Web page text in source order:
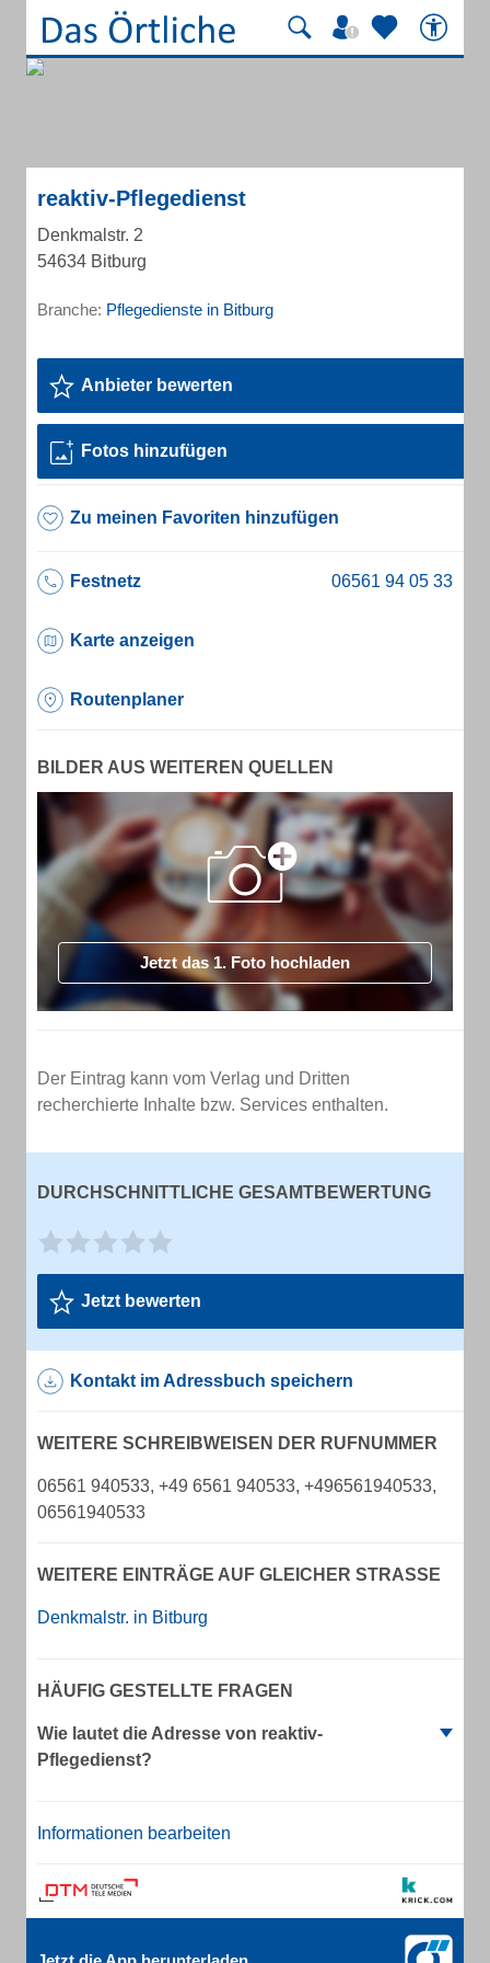
reaktiv-Pflegedienst
Denkmalstr. 2
54634 Bitburg
Branche: Pflegedienste in Bitburg
Anbieter bewerten
Fotos hinzufügen
Zu meinen Favoriten hinzufügen
Festnetz
Karte anzeigen
Routenplaner
BILDER AUS WEITEREN QUELLEN
Jetzt das 1. Foto hochladen
Der Eintrag kann vom Verlag und Dritten
recherchierte Inhalte bzw. Services enthalten.
DURCHSCHNITTLICHE GESAMTBEWERTUNG
Jetzt bewerten
Kontakt im Adressbuch speichern
WEITERE SCHREIBWEISEN DER RUFNUMMER
06561 940533, +49 6561 940533, +496561940533,
06561940533
WEITERE EINTRÄGE AUF GLEICHER STRASSE
Denkmalstr. in Bitburg
HÄUFIG GESTELLTE FRAGEN
Wie lautet die Adresse von reaktiv-
Pflegedienst?
Informationen bearbeiten